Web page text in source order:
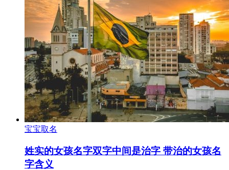
宝宝取名
姓实的女孩名字双字中间是治字 带治的女孩名
字含义